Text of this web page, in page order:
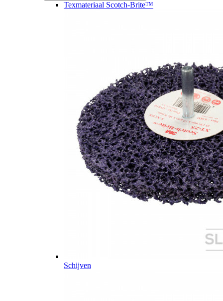
Texmateriaal Scotch-Brite™
Schijven